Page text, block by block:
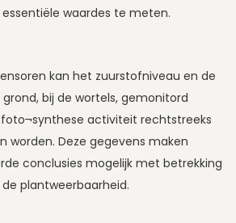
waardes te meten.
kan het zuurstofniveau en de
bij de wortels, gemonitord
foto¬synthese activiteit rechtstreeks
worden. Deze gegevens maken
conclusies mogelijk met betrekking
plantweerbaarheid.